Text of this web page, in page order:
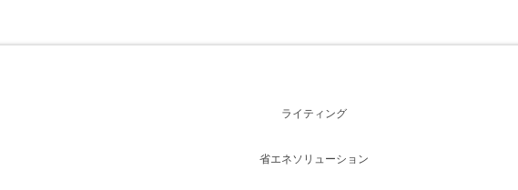
ライティング
省エネソリューション